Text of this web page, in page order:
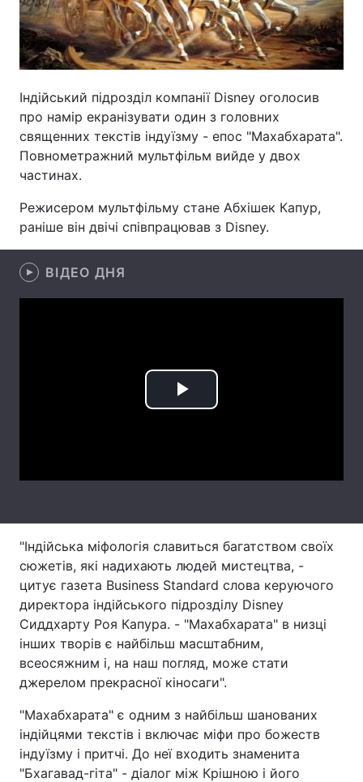
Техно і зв'язок Лайт
Зброя Інциденти
Здоров'я Туризм
Цікавинки Погода
Екологія
Лонгріди
Тема оформлення
Індійський підрозділ компанії Disney оголосив
про намір екранізувати один з головних
священних текстів індуїзму - епос "Махабхарата".
Повнометражний мультфільм вийде у двох
частинах.
Режисером мультфільму стане Абхішек Капур,
раніше він двічі співпрацював з Disney.
ВІДЕО ДНЯ
Play
"Індійська міфологія славиться багатством своїх
сюжетів, які надихають людей мистецтва, -
цитує газета Business Standard слова керуючого
директора індійського підрозділу Disney
Сиддхарту Роя Капура. - "Махабхарата" в низці
інших творів є найбільш масштабним,
всеосяжним і, на наш погляд, може стати
джерелом прекрасної кіносаги".
"Махабхарата" є одним з найбільш шанованих
індійцями текстів і включає міфи про божеств
індуїзму і притчі. До неї входить знаменита
"Бхагавад-гіта" - діалог між Крішною і його